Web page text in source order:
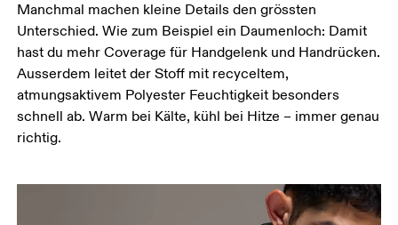
Manchmal machen kleine Details den grössten
Unterschied. Wie zum Beispiel ein Daumenloch: Damit
hast du mehr Coverage für Handgelenk und Handrücken.
Ausserdem leitet der Stoff mit recyceltem,
atmungsaktivem Polyester Feuchtigkeit besonders
schnell ab. Warm bei Kälte, kühl bei Hitze – immer genau
richtig.